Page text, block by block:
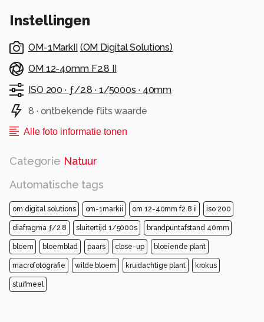
Instellingen
OM-1MarkII (OM Digital Solutions)
OM 12-40mm F2.8 II
ISO 200 · ƒ/2.8 · 1/5000s · 40mm
8 · ontbekende flits waarde
Alle foto informatie tonen
Categorie Natuur
Automatische tags
om digital solutions om-1markii om 12-40mm f2.8 ii iso 200
diafragma ƒ/2.8 sluitertijd 1/5000s brandpuntafstand 40mm
bloem bloemblad paars close-up bloeiende plant
macrofotografie wilde bloem kruidachtige plant krokus
stuifmeel